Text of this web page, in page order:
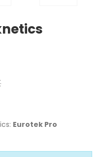
Eurotek Pro